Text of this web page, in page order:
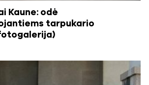
Kaune: odė
tarpukario